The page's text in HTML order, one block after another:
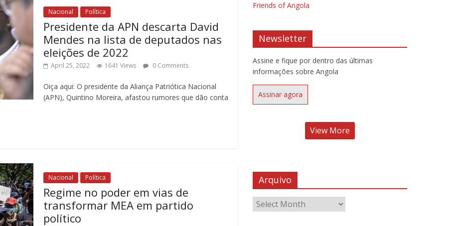
Nacional Política
Presidente da APN descarta David
Mendes na lista de deputados nas
eleições de 2022
April 25, 2022 1641 Views 0 Comments
Oiça aqui: O presidente da Aliança Patriótica Nacional
(APN), Quintino Moreira, afastou rumores que dão conta
Nacional Política
Regime no poder em vias de
transformar MEA em partido
político
Friends of Angola
Newsletter
Assine e fique por dentro das últimas
informações sobre Angola
Assinar agora
View More
Arquivo